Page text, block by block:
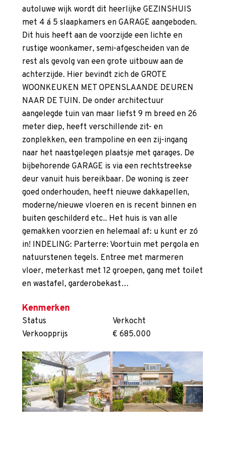
autoluwe wijk wordt dit heerlijke GEZINSHUIS
met 4 á 5 slaapkamers en GARAGE aangeboden.
Dit huis heeft aan de voorzijde een lichte en
rustige woonkamer, semi-afgescheiden van de
rest als gevolg van een grote uitbouw aan de
achterzijde. Hier bevindt zich de GROTE
WOONKEUKEN MET OPENSLAANDE DEUREN
NAAR DE TUIN. De onder architectuur
aangelegde tuin van maar liefst 9 m breed en 26
meter diep, heeft verschillende zit- en
zonplekken, een trampoline en een zij-ingang
naar het naastgelegen plaatsje met garages. De
bijbehorende GARAGE is via een rechtstreekse
deur vanuit huis bereikbaar. De woning is zeer
goed onderhouden, heeft nieuwe dakkapellen,
moderne/nieuwe vloeren en is recent binnen en
buiten geschilderd etc.. Het huis is van alle
gemakken voorzien en helemaal af: u kunt er zó
in! INDELING: Parterre: Voortuin met pergola en
natuurstenen tegels. Entree met marmeren
vloer, meterkast met 12 groepen, gang met toilet
en wastafel, garderobekast…
Kenmerken
Status
Verkocht
Verkoopprijs
€ 685.000